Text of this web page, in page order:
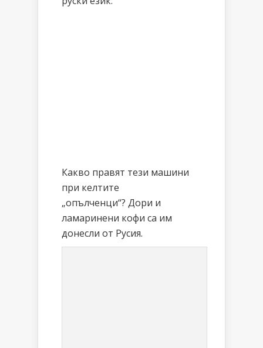
Какво правят тези машини
при келтите
„опълченци“? Дори и
ламаринени кофи са им
донесли от Русия.